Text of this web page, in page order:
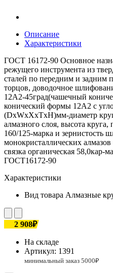
Описание
Характеристики
ГОСТ 16172-90 Основное
режущего инструмента из
сталей по передним и задним
торцов, доводочное
12А2-45град(чашечный
конический формы 12А2 с
(DxWxXхТxH)мм-диаметр
алмазного слоя, высота
160/125-марка и зернистость
монокристаллических
связка органическая 58,0кар-
ГОСТ16172-90
Характеристики
Вид товара Алмазные
2 908₽
На складе
Артикул: 1391